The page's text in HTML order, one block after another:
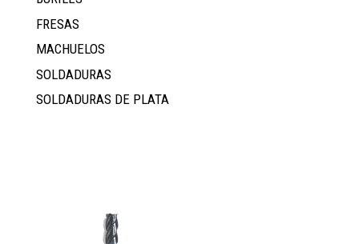
FRESAS
MACHUELOS
SOLDADURAS
SOLDADURAS DE PLATA